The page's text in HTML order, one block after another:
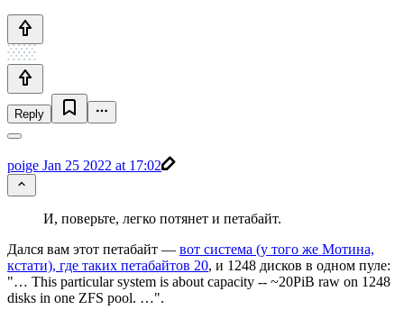
Reply
poige Jan 25 2022 at 17:02
И, поверьте, легко потянет и петабайт.
Дался вам этот петабайт — вот система (у того же Мотина,
кстати), где таких петабайтов 20, и 1248 дисков в одном пуле:
"… This particular system is about capacity -- ~20PiB raw on 1248
disks in one ZFS pool. …".